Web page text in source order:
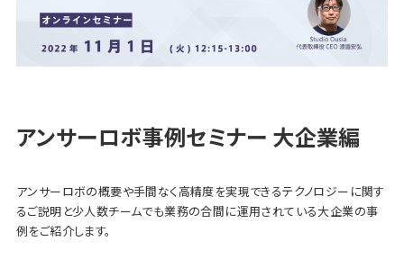
アンサーロボ事例セミナー 大企業編
アンサーロボの概要や手間なく高精度を実現できるテクノロジーに関す
るご説明と少人数チームでも業務の合間に運用されている大企業の事
例をご紹介します。